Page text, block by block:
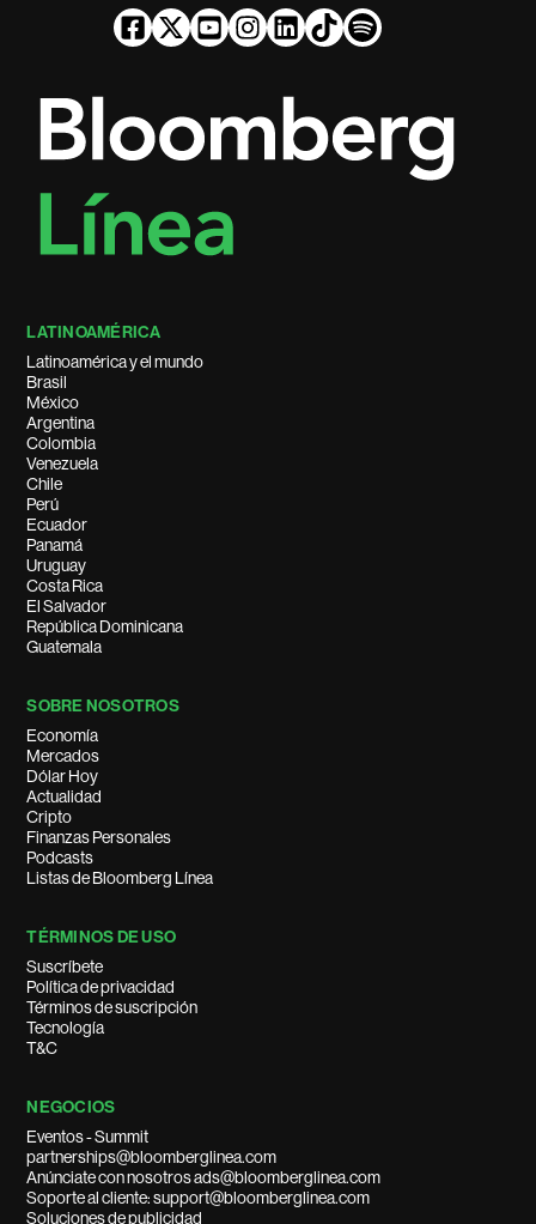
LATINOAMÉRICA
Latinoamérica y el mundo
Brasil
México
Argentina
Colombia
Venezuela
Chile
Perú
Ecuador
Panamá
Uruguay
Costa Rica
El Salvador
República Dominicana
Guatemala
SOBRE NOSOTROS
Economía
Mercados
Dólar Hoy
Actualidad
Cripto
Finanzas Personales
Podcasts
Listas de Bloomberg Línea
TÉRMINOS DE USO
Suscríbete
Política de privacidad
Términos de suscripción
Tecnología
T&C
NEGOCIOS
Eventos - Summit
partnerships@bloomberglinea.com
Anúnciate con nosotros ads@bloomberglinea.com
Soporte al cliente: support@bloomberglinea.com
Soluciones de publicidad